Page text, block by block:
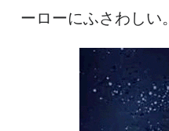
ーローにふさわしい。